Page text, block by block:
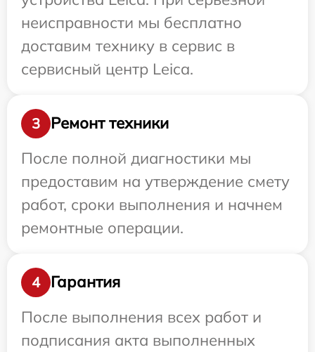
неисправности мы бесплатно
доставим технику в сервис в
сервисный центр Leica.
3
Ремонт техники
После полной диагностики мы
предоставим на утверждение смету
работ, сроки выполнения и начнем
ремонтные операции.
4
Гарантия
После выполнения всех работ и
подписания акта выполненных